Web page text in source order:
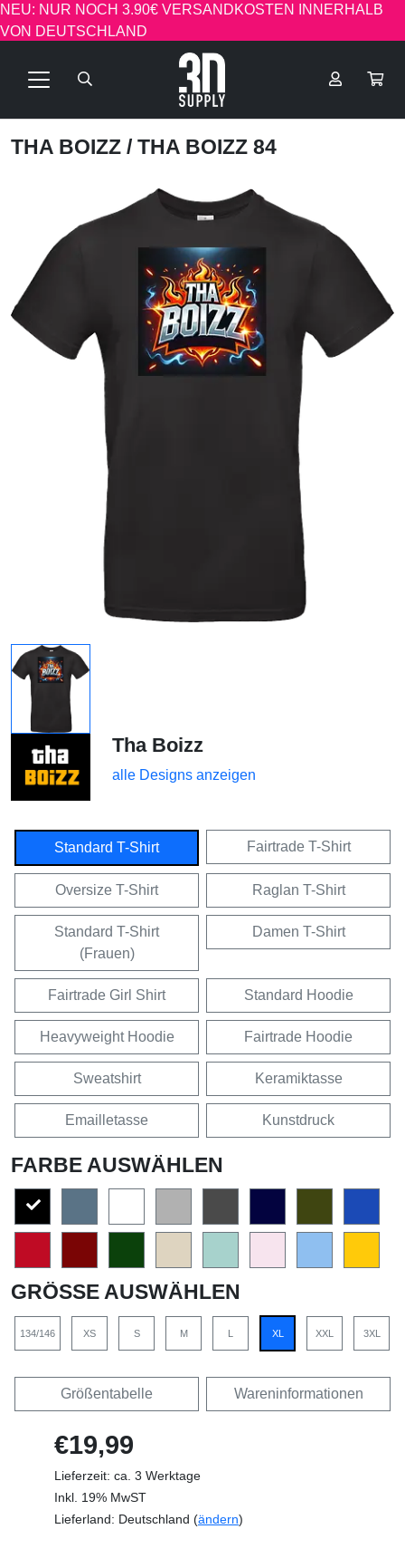
NEU: NUR NOCH 3.90€ VERSANDKOSTEN INNERHALB
VON DEUTSCHLAND
THA BOIZZ / THA BOIZZ 84
Tha Boizz
alle Designs anzeigen
Standard T-Shirt Fairtrade T-Shirt
Oversize T-Shirt Raglan T-Shirt
Standard T-Shirt
(Frauen)
Damen T-Shirt
Fairtrade Girl Shirt Standard Hoodie
Heavyweight Hoodie Fairtrade Hoodie
Sweatshirt Keramiktasse
Emailletasse Kunstdruck
FARBE AUSWÄHLEN
GRÖSSE AUSWÄHLEN
134/146 XS S M L XL XXL 3XL
Größentabelle Wareninformationen
€19,99
Lieferzeit: ca. 3 Werktage
Inkl. 19% MwST
Lieferland: Deutschland (ändern)